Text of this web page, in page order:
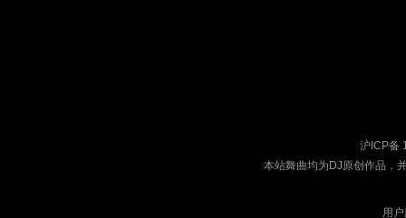
沪ICP备
本站舞曲均为DJ原创作品，
用